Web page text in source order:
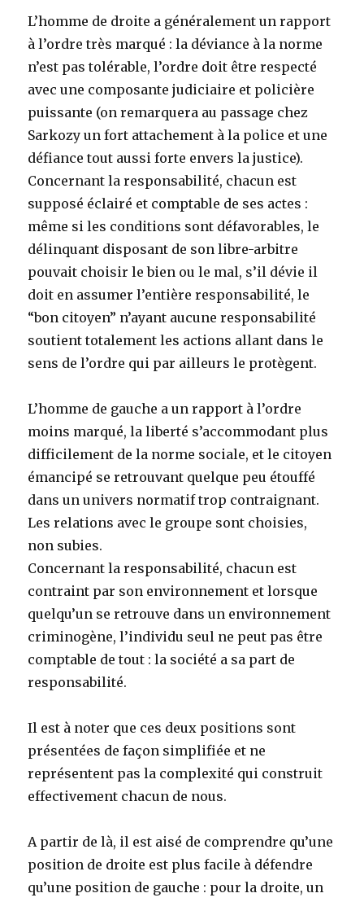
L’homme de droite a généralement un rapport
à l’ordre très marqué : la déviance à la norme
n’est pas tolérable, l’ordre doit être respecté
avec une composante judiciaire et policière
puissante (on remarquera au passage chez
Sarkozy un fort attachement à la police et une
défiance tout aussi forte envers la justice).
Concernant la responsabilité, chacun est
supposé éclairé et comptable de ses actes :
même si les conditions sont défavorables, le
délinquant disposant de son libre-arbitre
pouvait choisir le bien ou le mal, s’il dévie il
doit en assumer l’entière responsabilité, le
“bon citoyen” n’ayant aucune responsabilité
soutient totalement les actions allant dans le
sens de l’ordre qui par ailleurs le protègent.
L’homme de gauche a un rapport à l’ordre
moins marqué, la liberté s’accommodant plus
difficilement de la norme sociale, et le citoyen
émancipé se retrouvant quelque peu étouffé
dans un univers normatif trop contraignant.
Les relations avec le groupe sont choisies,
non subies.
Concernant la responsabilité, chacun est
contraint par son environnement et lorsque
quelqu’un se retrouve dans un environnement
criminogène, l’individu seul ne peut pas être
comptable de tout : la société a sa part de
responsabilité.
Il est à noter que ces deux positions sont
présentées de façon simplifiée et ne
représentent pas la complexité qui construit
effectivement chacun de nous.
A partir de là, il est aisé de comprendre qu’une
position de droite est plus facile à défendre
qu’une position de gauche : pour la droite, un